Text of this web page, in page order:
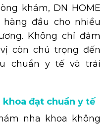
khám, DN HOME
đầu cho nhiều
Không chỉ đảm
còn chú trọng đến
chuẩn y tế và trải
đạt chuẩn y tế
nha khoa không